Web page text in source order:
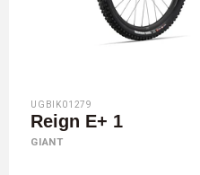
UGBIK01279
Reign E+ 1
GIANT